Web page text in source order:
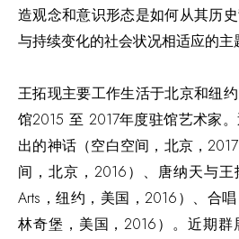
造观念和意识形态是如何从其历
与持续变化的社会状况相适应的主
王拓现主要工作生活于北京和纽
馆2015 至 2017年度驻馆艺术家
出的神话（空白空间，北京，
间，北京，2016）、唐纳天与王
Arts，纽约，美国，2016）、合唱
林奇堡，美国，2016）。近期